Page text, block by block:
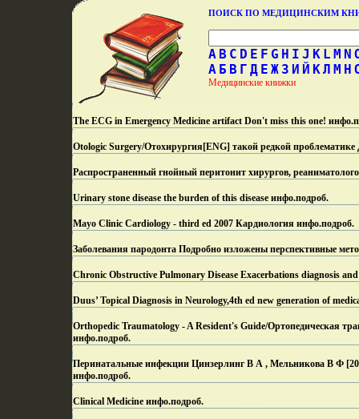
ПОИСК ПО МЕДИЦИНСКИМ
A B C D E F G H I J K L M N
А Б В Г Д Е Ж З И Й КЛ М Н
Медицинские книжки
The ECG in Emergency Medicine artifact Don't miss this one! инфо.
Otologic Surgery/Отохирургия[ENG] такой редкой
Распространенный гнойный перитонит хирургов,
Urinary stone disease the burden of this disease инфо.подроб.
Mayo Clinic Cardiology - third ed 2007 Кардиология инфо.подроб.
Заболевания пародонта Подробно изложены перспективные
Chronic Obstructive Pulmonary Disease Exacerbations diagnosis
Duus’ Topical Diagnosis in Neurology,4th ed new generation of
Orthopedic Traumatology - A Resident's Guide/Ортопедическая
инфо.подроб.
Перинатальные инфекции Цинзерлинг В А , Мельникова В Ф
инфо.подроб.
Clinical Medicine инфо.подроб.